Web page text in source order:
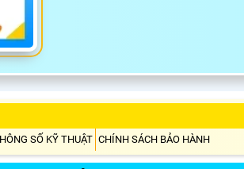
SỐ KỸ THUẬT CHÍNH SÁCH BẢO HÀNH